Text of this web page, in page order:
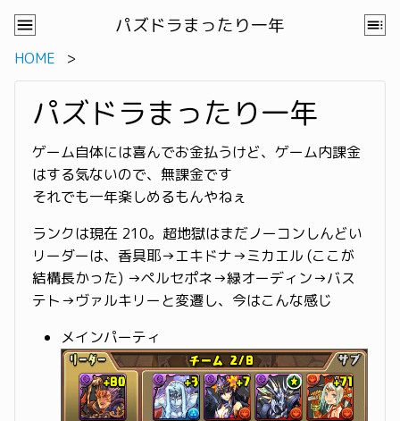
パズドラまったり一年
HOME
パズドラまったり一年
ゲーム自体には喜んでお金払うけど、ゲーム内課金
はする気ないので、無課金です
それでも一年楽しめるもんやねぇ
ランクは現在 210。超地獄はまだノーコンしんどい
リーダーは、香具耶→エキドナ→ミカエル (ここが
結構長かった) →ペルセポネ→緑オーディン→バス
テト→ヴァルキリーと変遷し、今はこんな感じ
メインパーティ